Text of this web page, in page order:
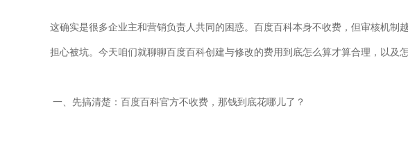
这确实是很多企业主和营销负责人共同的困惑。百度百科本身不收费，但审核机制
担心被坑。今天咱们就聊聊百度百科创建与修改的费用到底怎么算才算合理，以及
一、先搞清楚：百度百科官方不收费，那钱到底花哪儿了？